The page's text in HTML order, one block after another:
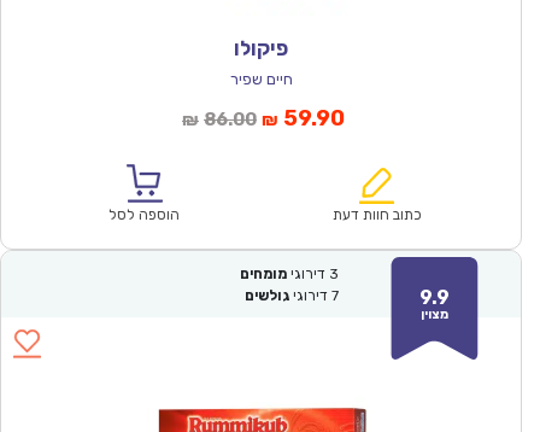
פיקולו
חיים שפיר
₪ 86.00המחיר
₪86.00.
₪ 59.90המחיר
הוא:
כתוב חוות דעת הוספה לסל
9.9
מצוין
3 דירוגי מומחים
7 דירוגי גולשים